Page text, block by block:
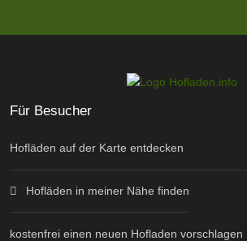
Für Besucher
Hofläden auf der Karte entdecken
Hofläden in meiner Nähe finden
kostenfrei einen neuen Hofladen vorschlagen